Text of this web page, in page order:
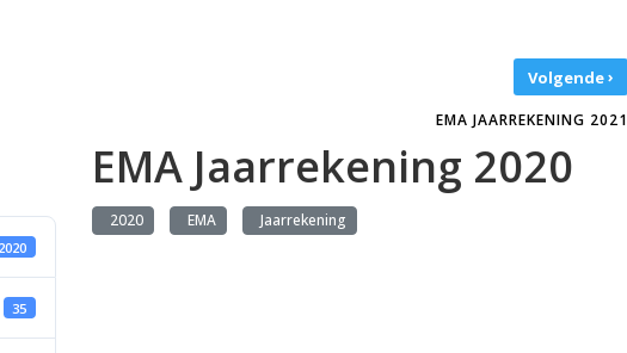
Volgende›
EMA JAARREKENING 2021
2020
35
EMA Jaarrekening 2020
2020 EMA Jaarrekening